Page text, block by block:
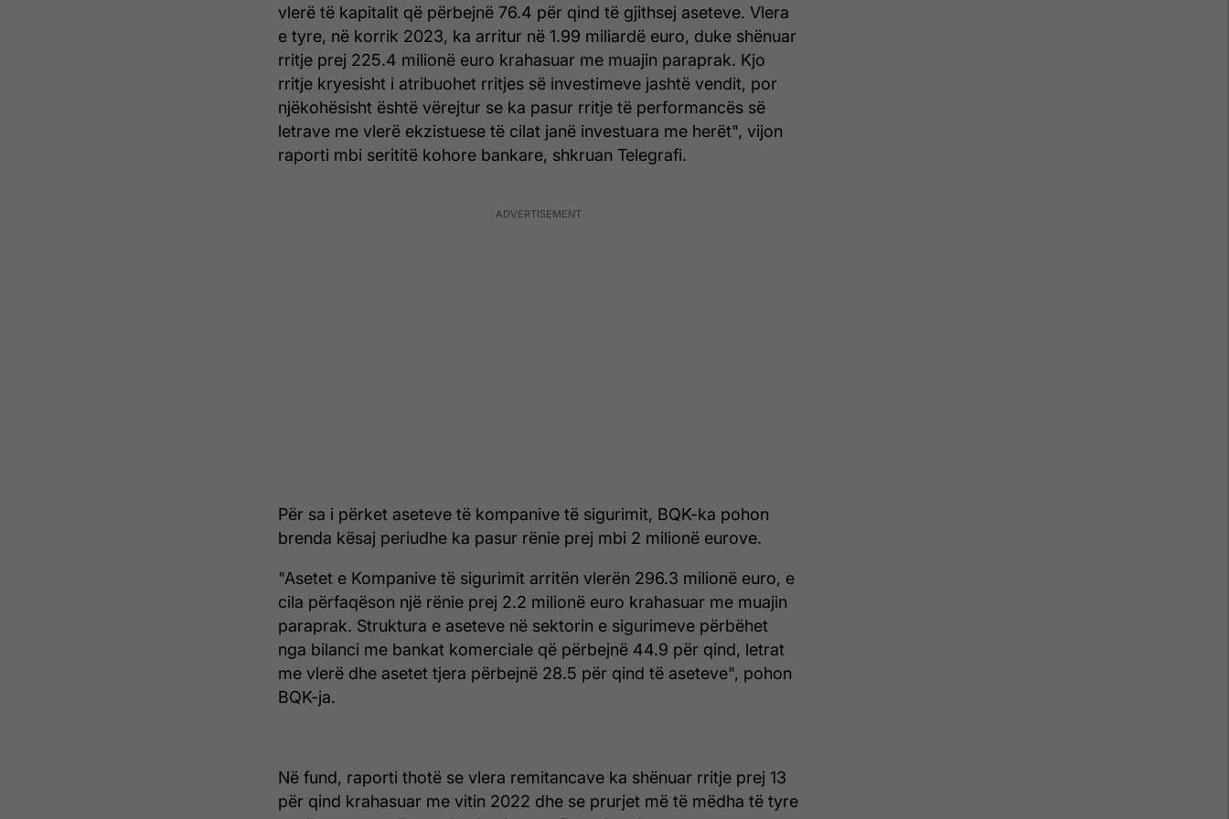
vlerë të kapitalit që përbejnë 76.4 për qind të gjithsej aseteve. Vlera
e tyre, në korrik 2023, ka arritur në 1.99 miliardë euro, duke shënuar
rritje prej 225.4 milionë euro krahasuar me muajin paraprak. Kjo
rritje kryesisht i atribuohet rritjes së investimeve jashtë vendit, por
njëkohësisht është vërejtur se ka pasur rritje të performancës së
letrave me vlerë ekzistuese të cilat janë investuara me herët", vijon
raporti mbi serititë kohore bankare, shkruan Telegrafi.
Për sa i përket aseteve të kompanive të sigurimit, BQK-ka pohon
brenda kësaj periudhe ka pasur rënie prej mbi 2 milionë eurove.
"Asetet e Kompanive të sigurimit arritën vlerën 296.3 milionë euro, e
cila përfaqëson një rënie prej 2.2 milionë euro krahasuar me muajin
paraprak. Struktura e aseteve në sektorin e sigurimeve përbëhet
nga bilanci me bankat komerciale që përbejnë 44.9 për qind, letrat
me vlerë dhe asetet tjera përbejnë 28.5 për qind të aseteve", pohon
BQK-ja.
Në fund, raporti thotë se vlera remitancave ka shënuar rritje prej 13
për qind krahasuar me vitin 2022 dhe se prurjet më të mëdha të tyre